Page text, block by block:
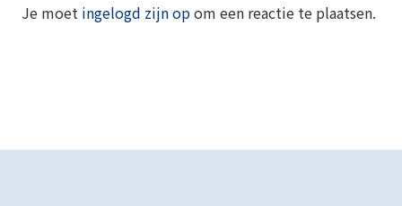
Je moet ingelogd zijn opom een reactie te plaatsen.